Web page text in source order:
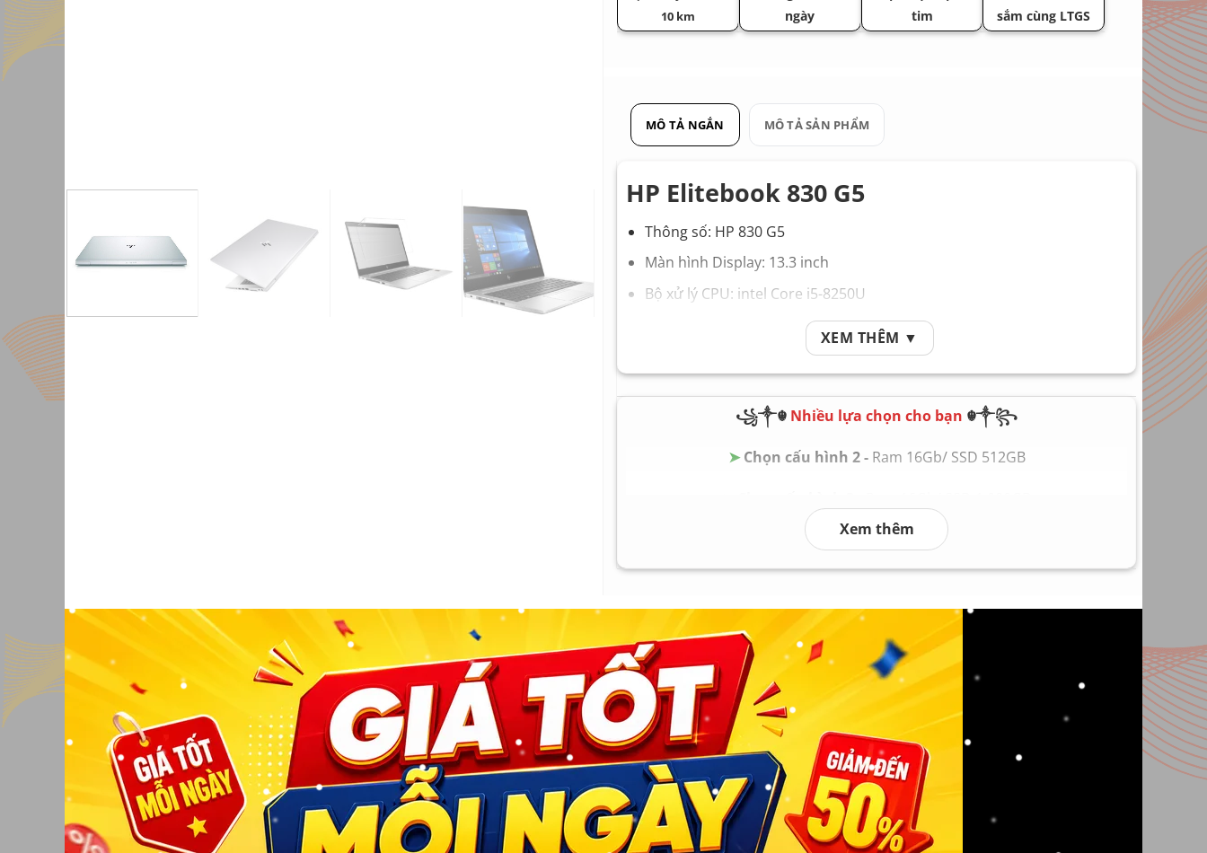
10 km
ngày
tim
sắm cùng LTGS
MÔ TẢ NGẮN MÔ TẢ SẢN PHẨM
HP Elitebook 830 G5
Thông số: HP 830 G5
Màn hình Display: 13.3 inch
Bộ xử lý CPU: intel Core i5-8250U
Xung nhịp Turbo: 1.60 GHz đến 3.40 GHz
Card đồ họa GPU: Đồ họa UHD Intel 620
Ổ cứng Hard Drive: SSD 256GB
Pin Battery: Nguyên zin theo máy
XEM THÊM ▼
꧁༒☬ Nhiều lựa chọn cho bạn ☬༒꧂
➤Chọn cấu hình 2 - Ram 16Gb/ SSD 512GB
Chọn cấu hình 4 -Ram 32Gb/ SSD 2.000GB
Chọn cấu hình 6 Ram 128Gb/ SSD 8.000GB
Xem thêm